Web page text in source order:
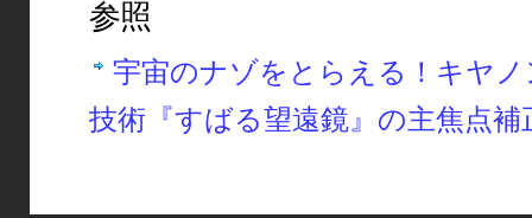
参照
宇宙のナゾをとらえる！キヤ
技術『すばる望遠鏡』の主焦点補